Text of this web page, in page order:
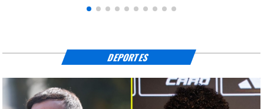
DEPORTES